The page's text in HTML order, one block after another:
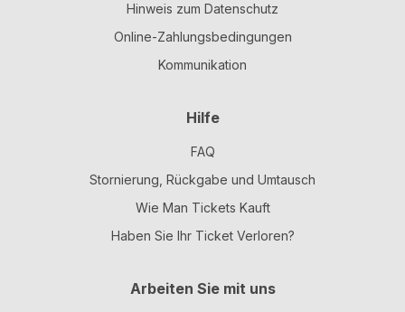
Hinweis zum Datenschutz
Online-Zahlungsbedingungen
Kommunikation
Hilfe
FAQ
Stornierung, Rückgabe und Umtausch
Wie Man Tickets Kauft
Haben Sie Ihr Ticket Verloren?
Arbeiten Sie mit uns